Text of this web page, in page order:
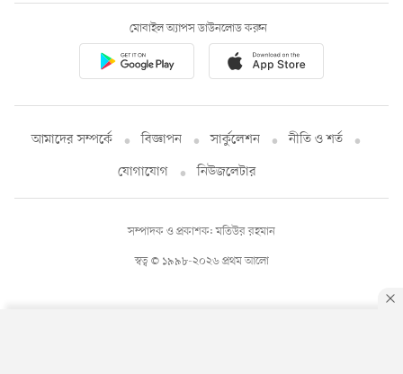
মোবাইল অ্যাপস ডাউনলোড করুন
আমাদের সম্পর্কে বিজ্ঞাপন সার্কুলেশন
নীতি ও শর্ত
যোগাযোগ
নিউজলেটার
স্বত্ব © ১৯৯৮-২০২৬ প্রথম আলো
সম্পাদক ও প্রকাশক: মতিউর রহমান